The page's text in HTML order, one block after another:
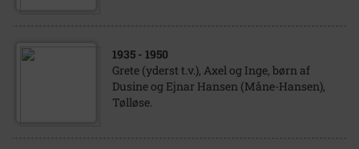
1935 - 1950
Grete (yderst t.v.), Axel og Inge, børn af
Dusine og Ejnar Hansen (Måne-Hansen),
Tølløse.